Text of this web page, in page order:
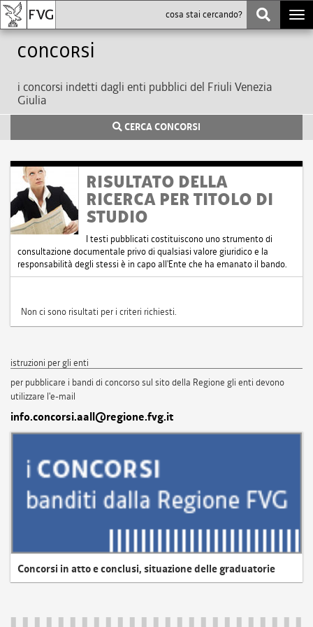
Concorsi
i concorsi indetti dagli enti pubblici del Friuli Venezia
Giulia
CERCA CONCORSI
RISULTATO DELLA
RICERCA PER TITOLO DI
STUDIO
I testi pubblicati costituiscono uno strumento di
consultazione documentale privo di qualsiasi valore giuridico e la
responsabilità degli stessi è in capo all'Ente che ha emanato il bando.
Non ci sono risultati per i criteri richiesti.
istruzioni per gli enti
per pubblicare i bandi di concorso sul sito della Regione gli enti devono
utilizzare l'e-mail
info.concorsi.aall@regione.fvg.it
Concorsi in atto e conclusi, situazione delle graduatorie